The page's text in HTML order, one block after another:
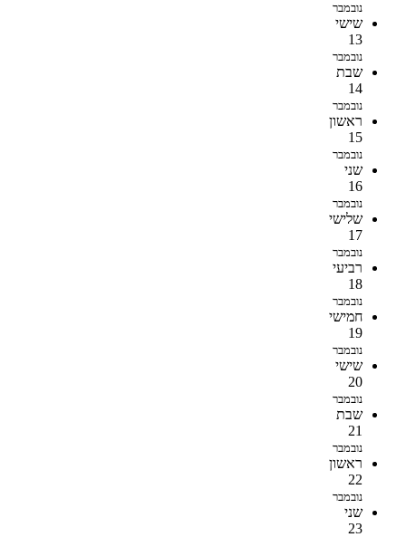
נובמבר
שישי
13
נובמבר
שבת
14
נובמבר
ראשון
15
נובמבר
שני
16
נובמבר
שלישי
17
נובמבר
רביעי
18
נובמבר
חמישי
19
נובמבר
שישי
20
נובמבר
שבת
21
נובמבר
ראשון
22
נובמבר
שני
23